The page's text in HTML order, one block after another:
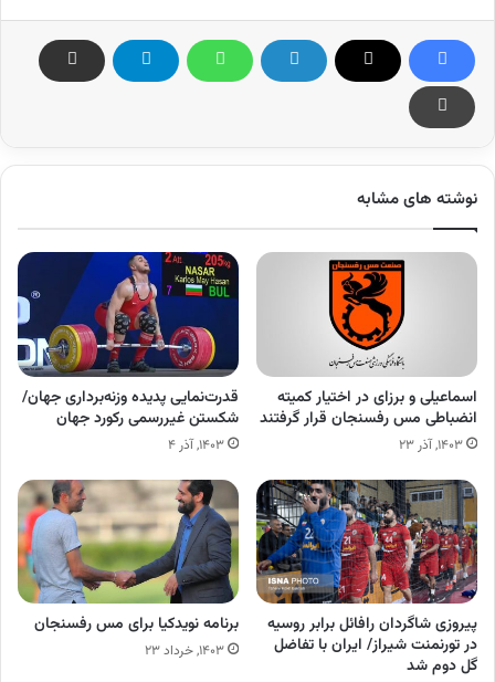
نوشته های مشابه
اسماعیلی و برزای در اختیار کمیته
انضباطی مس رفسنجان قرار گرفتند
۱۴۰۳, آذر ۲۳
قدرت‌نمایی پدیده وزنه‌برداری جهان/
شکستن غیررسمی رکورد جهان
۱۴۰۳, آذر ۴
پیروزی شاگردان رافائل برابر روسیه
در تورنمنت شیراز/ ایران با تفاضل
گل دوم شد
برنامه نویدکیا برای مس رفسنجان
۱۴۰۳, خرداد ۲۳